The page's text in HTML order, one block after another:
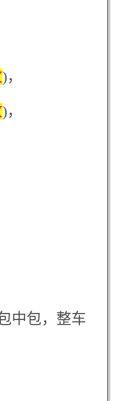
)，
)，
中包，整车